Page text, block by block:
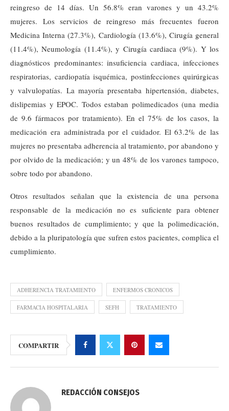
reingreso de 14 días. Un 56.8% eran varones y un 43.2%
mujeres. Los servicios de reingreso más frecuentes fueron
Medicina Interna (27.3%), Cardiología (13.6%), Cirugía general
(11.4%), Neumología (11.4%), y Cirugía cardiaca (9%). Y los
diagnósticos predominantes: insuficiencia cardiaca, infecciones
respiratorias, cardiopatía isquémica, postinfecciones quirúrgicas
y valvulopatías. La mayoría presentaba hipertensión, diabetes,
dislipemias y EPOC. Todos estaban polimedicados (una media
de 9.6 fármacos por tratamiento). En el 75% de los casos, la
medicación era administrada por el cuidador. El 63.2% de las
mujeres no presentaba adherencia al tratamiento, por abandono y
por olvido de la medicación; y un 48% de los varones tampoco,
sobre todo por abandono.
Otros resultados señalan que la existencia de una persona
responsable de la medicación no es suficiente para obtener
buenos resultados de cumplimiento; y que la polimedicación,
debido a la pluripatología que sufren estos pacientes, complica el
cumplimiento.
ADHERENCIA TRATAMIENTO ENFERMOS CRONICOS
FARMACIA HOSPITALARIA SEFH TRATAMIENTO
COMPARTIR
REDACCIÓN CONSEJOS